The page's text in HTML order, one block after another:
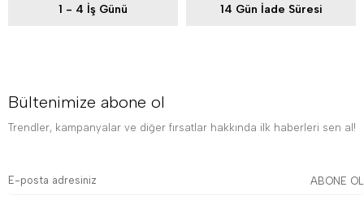
1 - 4 İş Günü
14 Gün İade Süresi
Bültenimize abone ol
Trendler, kampanyalar ve diğer fırsatlar hakkında ilk haberleri sen al!
ABONE OL